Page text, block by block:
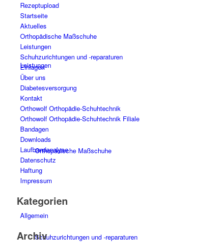
Leistungen
Orthopädische Maßschuhe
Schuhzurichtungen und -reparaturen
Rezeptupload
Startseite
Aktuelles
Orthopädische Maßschuhe
Leistungen
Schuhzurichtungen und -reparaturen
Einlagen
Über uns
Diabetesversorgung
Kontakt
Orthowolf Orthopädie-Schuhtechnik
Orthowolf Orthopädie-Schuhtechnik Filiale
Bandagen
Downloads
Laufbandanalyse
Datenschutz
Haftung
Impressum
Kategorien
Allgemein
Archiv